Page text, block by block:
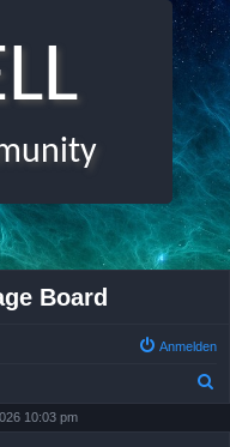
Board
Anmelden
10:03 pm